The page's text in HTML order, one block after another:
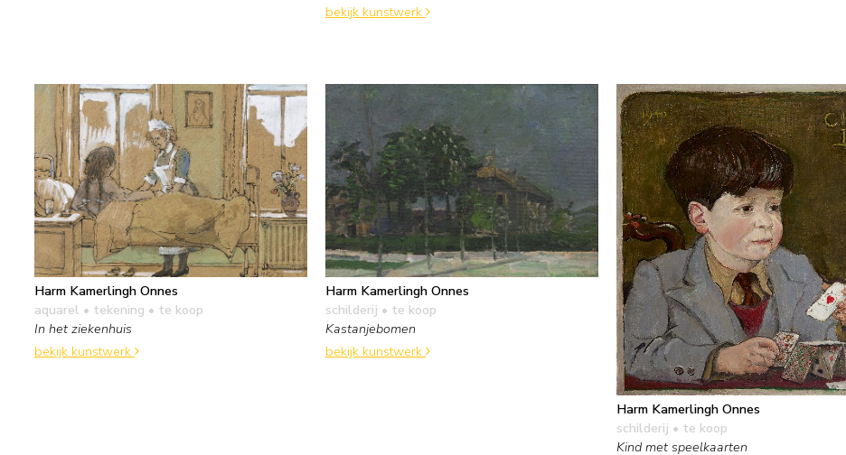
bekijk kunstwerk
Harm Kamerlingh Onnes
aquarel • tekening • te koop
In het ziekenhuis
bekijk kunstwerk
Harm Kamerlingh Onnes
schilderij • te koop
Kastanjebomen
bekijk kunstwerk
Harm Kamerlingh Onnes
schilderij • te koop
Kind met speelkaarten